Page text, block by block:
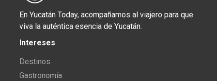
En Yucatán Today, acompañamos al viajero para que
viva la auténtica esencia de Yucatán.
Intereses
Destinos
Gastronomía